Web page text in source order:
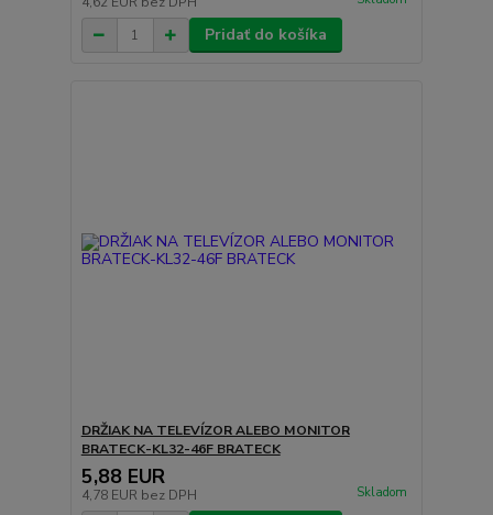
Pridať do košíka
DRŽIAK NA TELEVÍZOR ALEBO MONITOR
BRATECK-KL32-46F BRATECK
5,88 EUR
4,78 EUR bez DPH Skladom